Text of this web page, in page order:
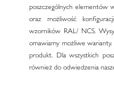
poszczególnych elementów
oraz możliwość
wzorników RAL/ NCS.
omawiamy możliwe
produkt. Dla wszystkich
również do odwiedzenia